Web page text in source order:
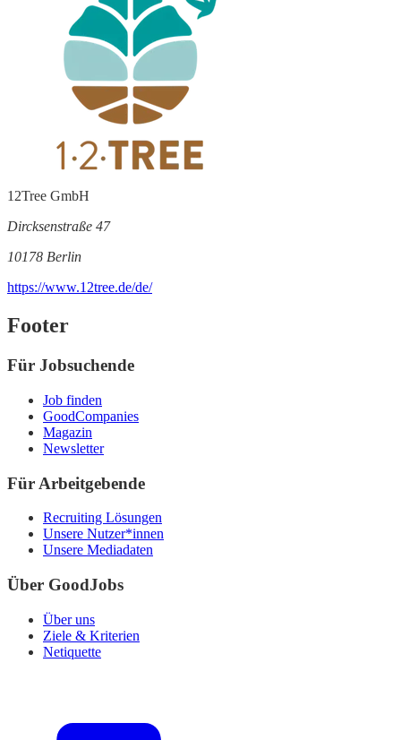
12Tree GmbH
Dircksenstraße 47
10178 Berlin
https://www.12tree.de/de/
Footer
Für Jobsuchende
Job finden
GoodCompanies
Magazin
Newsletter
Für Arbeitgebende
Recruiting Lösungen
Unsere Nutzer*innen
Unsere Mediadaten
Über GoodJobs
Über uns
Ziele & Kriterien
Netiquette